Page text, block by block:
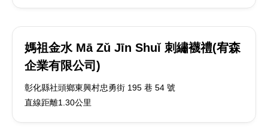
媽祖金水 Mā Zǔ Jīn Shuǐ 刺繡襪禮(宥森
企業有限公司)
彰化縣社頭鄉東興村忠勇街 195 巷 54 號
直線距離1.30公里